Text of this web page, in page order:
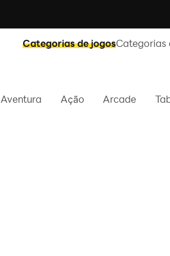
Categorias de jogosCategorias
Aventura Ação Arcade